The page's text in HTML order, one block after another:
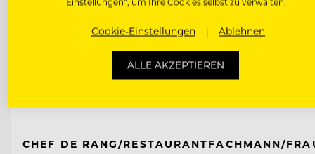
TOP ARBEITGEBER
Hotel Hochschober
CHEF DE RANG/RESTAURANTFACHMANN/
Cookie-Einstellungen Ablehnen
ALLE AKZEPTIEREN